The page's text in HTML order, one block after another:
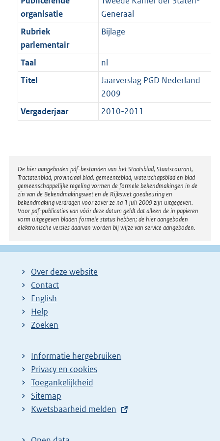
t
a
t
b
b
organisatie
Generaal
Rubriek
parlementair
Bijlage
Taal
nl
Titel
Jaarverslag PGD Nederland
2009
Vergaderjaar
2010-2011
Disclaimer
De hier aangeboden pdf-bestanden van het Staatsblad, Staatscourant,
Tractatenblad, provinciaal blad, gemeenteblad, waterschapsblad en blad
gemeenschappelijke regeling vormen de formele bekendmakingen in de
zin van de Bekendmakingswet en de Rijkswet goedkeuring en
bekendmaking verdragen voor zover ze na 1 juli 2009 zijn uitgegeven.
Voor pdf-publicaties van vóór deze datum geldt dat alleen de in papieren
vorm uitgegeven bladen formele status hebben; de hier aangeboden
elektronische versies daarvan worden bij wijze van service aangeboden.
Over deze website
Contact
English
Help
Zoeken
Informatie hergebruiken
Privacy en cookies
Toegankelijkheid
Sitemap
E
t
Kwetsbaarheid melden